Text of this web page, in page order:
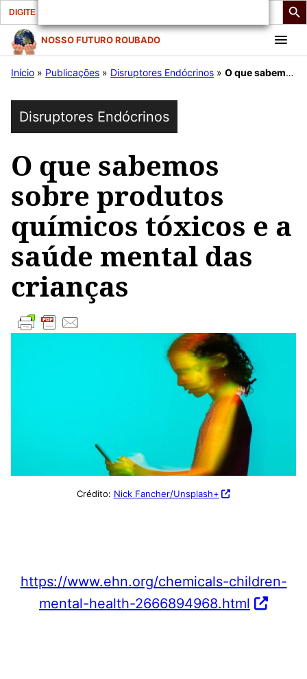
Search
for:
Pular
para
conteúdo
NOSSO FUTURO ROUBADO
Início » Publicações » Disruptores Endócrinos » O que sabemos sobre produtos químicos tóxicos e a saúde mental das crianças
Disruptores Endócrinos
O que sabemos
sobre produtos
químicos tóxicos e a
saúde mental das
crianças
Crédito: Nick Fancher/Unsplash+
https://www.ehn.org/chemicals-children-
mental-health-2666894968.html